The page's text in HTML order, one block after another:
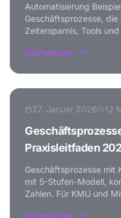
Automatisierung
Geschäftsprozesse,
Zeitersparnis, Tools
Weiterlesen
27. Januar 2026 12
Praxisleitfaden
Geschäftsprozesse mit
mit 5-Stufen-Modell,
Zahlen. Für KMU und
Weiterlesen